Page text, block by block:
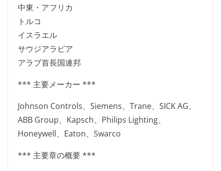
中東・アフリカ
トルコ
イスラエル
サウジアラビア
アラブ首長国連邦
*** 主要メーカー ***
Johnson Controls、Siemens、Trane、SICK AG、
ABB Group、Kapsch、Philips Lighting、
Honeywell、Eaton、Swarco
*** 主要章の概要 ***